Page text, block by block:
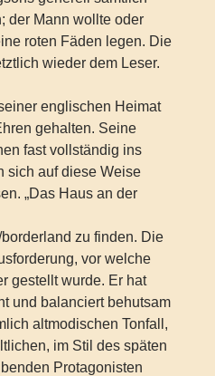
der Mann wollte oder
roten Fäden legen. Die
wieder dem Leser.
englischen Heimat
gehalten. Seine
fast vollständig ins
sich auf diese Weise
„Das Haus an der
zu finden. Die
vor welche
gestellt wurde. Er hat
und balanciert behutsam
altmodischen Tonfall,
im Stil des späten
Protagonisten